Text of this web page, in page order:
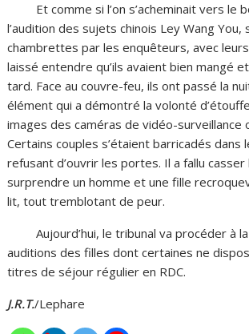
Et comme si l’on s’acheminait vers le
l’audition des sujets chinois Ley Wang You,
chambrettes par les enquêteurs, avec
laissé entendre qu’ils avaient bien mangé
tard. Face au couvre-feu, ils ont passé la
élément qui a démontré la volonté
images des caméras de vidéo-surveillance
Certains couples s’étaient barricadés dans
refusant d’ouvrir les portes. Il a fallu
surprendre un homme et une fille
lit, tout tremblotant de peur.
Aujourd’hui, le tribunal va procéder à
auditions des filles dont certaines ne
titres de séjour régulier en RDC.
J.R.T./Lephare